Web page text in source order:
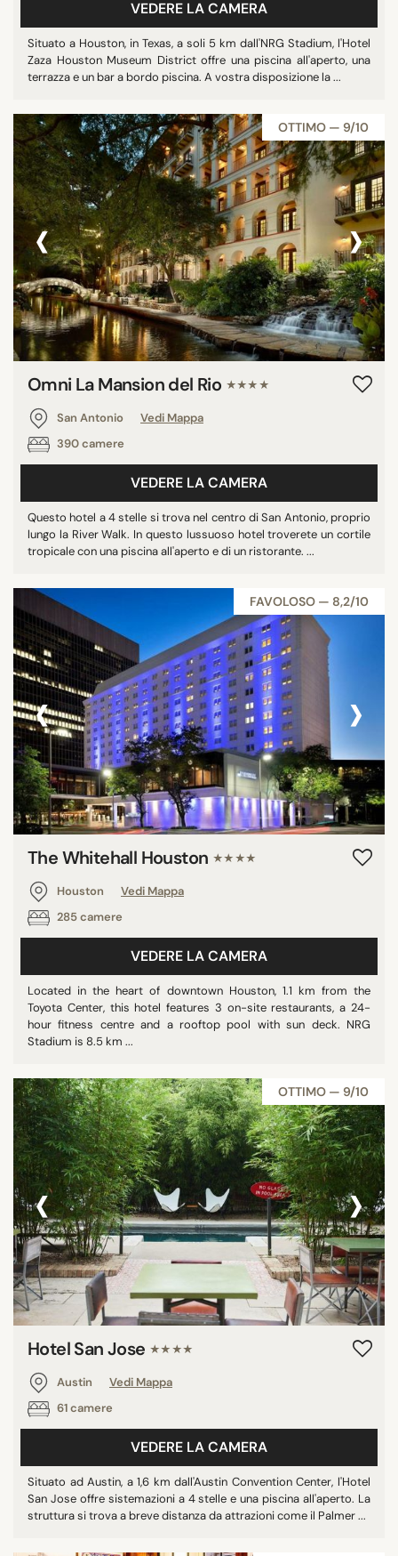
VEDERE LA CAMERA
Situato a Houston, in Texas, a soli 5 km dall'NRG Stadium, l'Hotel
Zaza Houston Museum District offre una piscina all'aperto, una
terrazza e un bar a bordo piscina. A vostra disposizione la ...
OTTIMO — 9/10
‹ ›
Omni La Mansion del Rio ★★★★
San Antonio
Vedi Mappa
390 camere
VEDERE LA CAMERA
Questo hotel a 4 stelle si trova nel centro di San Antonio, proprio
lungo la River Walk. In questo lussuoso hotel troverete un cortile
tropicale con una piscina all'aperto e di un ristorante. ...
FAVOLOSO — 8,2/10
‹ ›
The Whitehall Houston ★★★★
Houston
Vedi Mappa
285 camere
VEDERE LA CAMERA
Located in the heart of downtown Houston, 1.1 km from the
Toyota Center, this hotel features 3 on-site restaurants, a 24-
hour fitness centre and a rooftop pool with sun deck. NRG
Stadium is 8.5 km ...
OTTIMO — 9/10
‹ ›
Hotel San Jose ★★★★
Austin
Vedi Mappa
61 camere
VEDERE LA CAMERA
Situato ad Austin, a 1,6 km dall'Austin Convention Center, l'Hotel
San Jose offre sistemazioni a 4 stelle e una piscina all'aperto. La
struttura si trova a breve distanza da attrazioni come il Palmer ...